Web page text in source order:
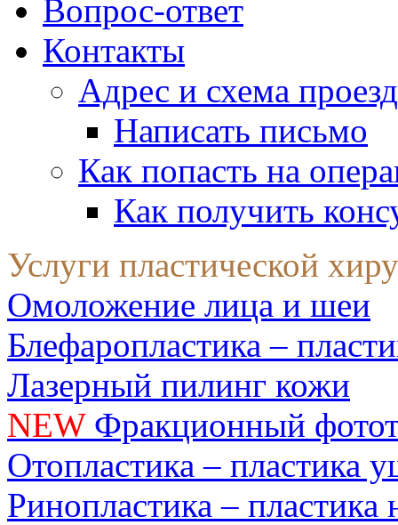
Вопрос-ответ
Контакты
Адрес и схема
Написать письмо
Как попасть на
Как получить
Услуги пластической
Омоложение лица и шеи
Блефаропластика –
Лазерный пилинг кожи
NEWФракционный
Отопластика – пластика
Ринопластика – пластика